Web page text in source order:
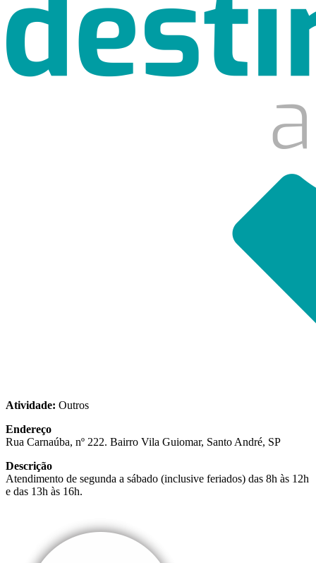
Atividade: Outros
Endereço
Rua Carnaúba, nº 222. Bairro Vila Guiomar, Santo André, SP
Descrição
Atendimento de segunda a sábado (inclusive feriados) das 8h às 12h
e das 13h às 16h.